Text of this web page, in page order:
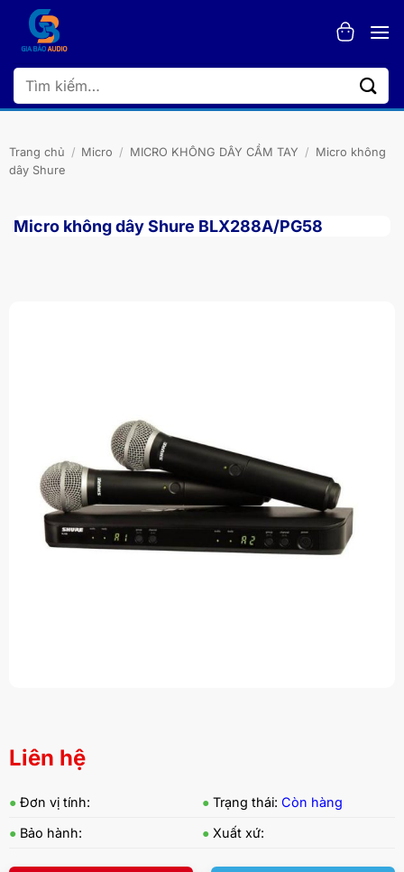
dung
Tìm
kiếm:
Trang chủ / Micro / MICRO KHÔNG DÂY CẦM TAY / Micro không
dây Shure
Micro không dây Shure BLX288A/PG58
Liên hệ
● Đơn vị tính: ● Trạng thái: Còn hàng
● Bảo hành: ● Xuất xứ: